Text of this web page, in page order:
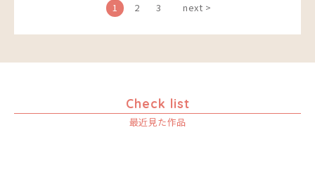
1 2 3 next >
Check list
最近見た作品